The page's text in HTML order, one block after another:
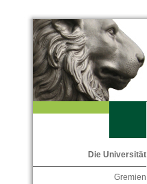
Die Universität
Gremien